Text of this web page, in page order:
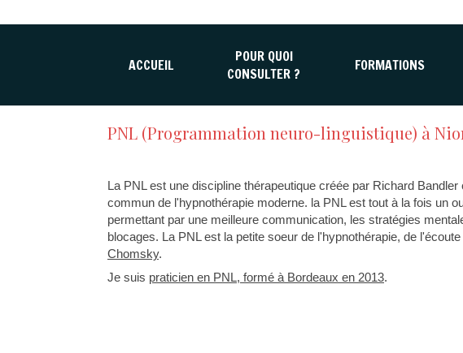
ACCUEIL
POUR QUOI
CONSULTER ?
FORMATIONS
PNL (Programmation neuro-linguistique) à
La PNL est une discipline thérapeutique créée par Richard
commun de l'hypnothérapie moderne. la PNL est tout à la fois un
permettant par une meilleure communication, les stratégies
blocages. La PNL est la petite soeur de l'hypnothérapie, de
Chomsky.
Je suis praticien en PNL, formé à Bordeaux en 2013.